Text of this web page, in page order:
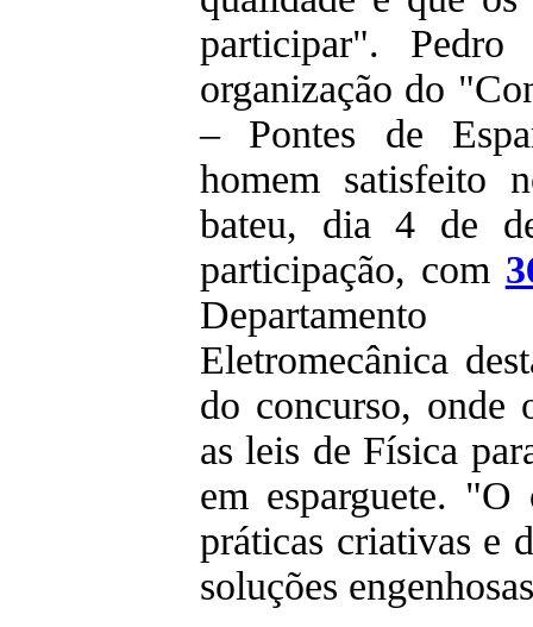
participar".
organização do
– Pontes de
homem satisfeito
bateu, dia 4 de
participação, com
Eletromecânica
do concurso, onde
as leis de Física
em esparguete.
práticas criativas e
soluções